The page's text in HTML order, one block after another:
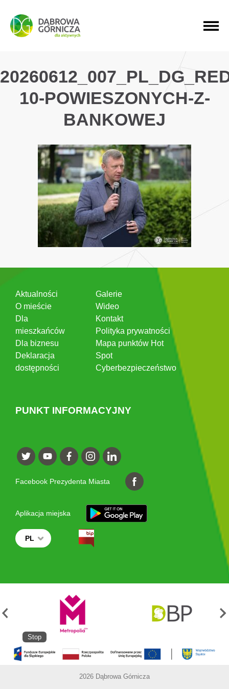
PRZEJDŹ DO MENU GŁÓWNEGO
PRZEJDŹ DO WYSZUKIWARKI
PRZEJDŹ DO TREŚCI
10-POWIESZONYCH-Z-
BANKOWEJ
Aktualności
O mieście
Dla
mieszkańców
Dla biznesu
Deklaracja
dostępności
Galerie
Wideo
Kontakt
Polityka prywatności
Mapa punktów Hot
Spot
Cyberbezpieczeństwo
PUNKT INFORMACYJNY
Facebook Prezydenta Miasta
Aplikacja miejska
PL
Stop
2026 Dąbrowa Górnicza